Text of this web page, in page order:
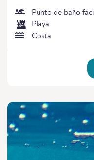
Punto de baño fácil
Playa
Costa